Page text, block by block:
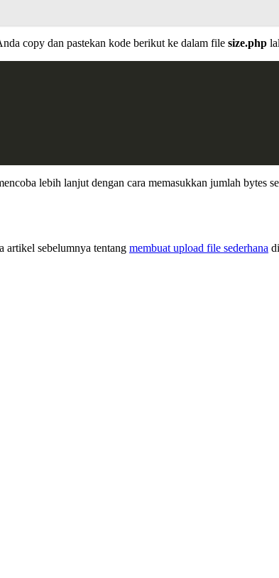
copy dan pastekan kode berikut ke dalam file size.php
lebih lanjut dengan cara memasukkan jumlah bytes
artikel sebelumnya tentang membuat upload file sederhana